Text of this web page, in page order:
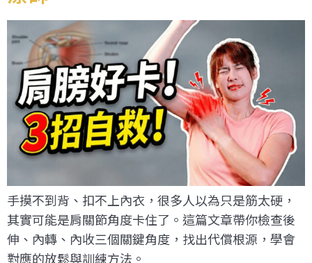
手摸不到背、扣不上內衣，很多人以為只是筋太硬，
其實可能是肩關節角度卡住了。這篇文章帶你檢查後
伸、內轉、內收三個關鍵角度，找出代償根源，學會
對應的放鬆與訓練方法。